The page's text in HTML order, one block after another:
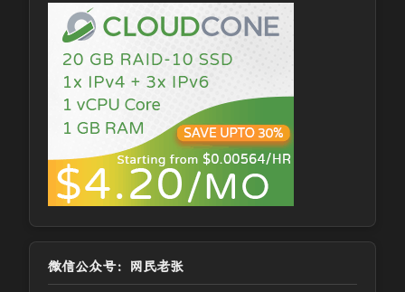
微信公众号：网民老张